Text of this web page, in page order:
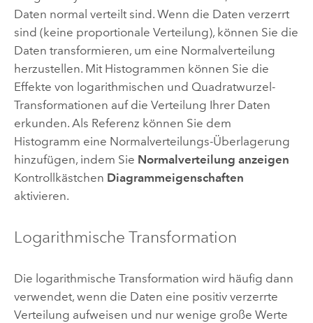
Daten normal verteilt sind. Wenn die Daten verzerrt
sind (keine proportionale Verteilung), können Sie die
Daten transformieren, um eine Normalverteilung
herzustellen. Mit Histogrammen können Sie die
Effekte von logarithmischen und Quadratwurzel-
Transformationen auf die Verteilung Ihrer Daten
erkunden. Als Referenz können Sie dem
Histogramm eine Normalverteilungs-Überlagerung
hinzufügen, indem Sie Normalverteilung anzeigen
Kontrollkästchen Diagrammeigenschaften
aktivieren.
Logarithmische Transformation
Die logarithmische Transformation wird häufig dann
verwendet, wenn die Daten eine positiv verzerrte
Verteilung aufweisen und nur wenige große Werte